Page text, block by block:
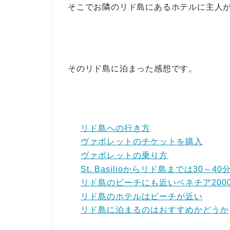
そこでお隣のリド島にあるホテルに主人
そのリド島に泊まった感想です。
リド島への行き方
ヴァポレットのチケットを購入
ヴァポレットの乗り方
St. Basilioからリド島までは30～40分
リド島のビーチにも近いベネチア
リド島のホテルはビーチが近い
リド島に泊まるのはおすすめかどうか